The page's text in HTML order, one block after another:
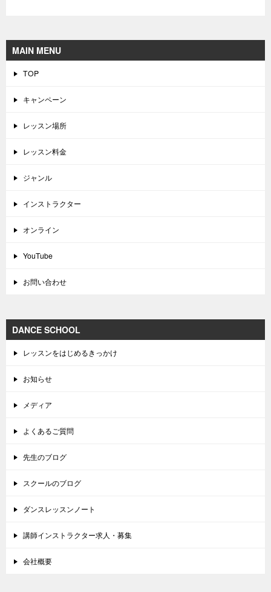
MAIN MENU
TOP
キャンペーン
レッスン場所
レッスン料金
ジャンル
インストラクター
オンライン
YouTube
お問い合わせ
DANCE SCHOOL
レッスンをはじめるきっかけ
お知らせ
メディア
よくあるご質問
先生のブログ
スクールのブログ
ダンスレッスンノート
講師インストラクター求人・募集
会社概要